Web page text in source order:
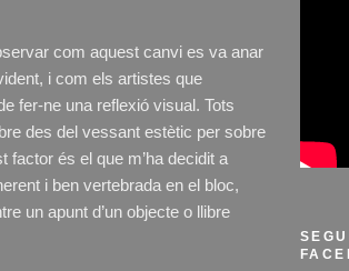
com aquest canvi es va anar
i com els artistes que
fer-ne una reflexió visual. Tots
des del vessant estètic per sobre
factor és el que m’ha decidit a
i ben vertebrada en el bloc,
un apunt d’un objecte o llibre